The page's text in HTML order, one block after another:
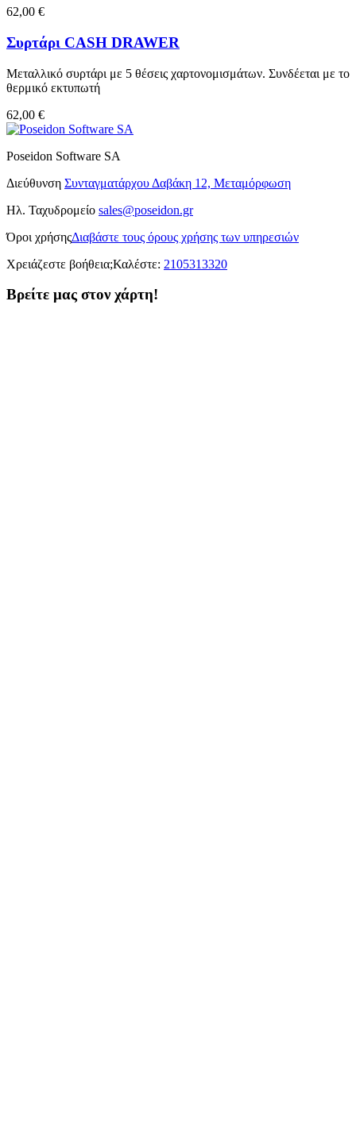
62,00 €
Συρτάρι CASH DRAWER
Μεταλλικό συρτάρι με 5 θέσεις χαρτονομισμάτων. Συνδέεται με το
θερμικό εκτυπωτή
62,00 €
Poseidon Software SA
Διεύθυνση Συνταγματάρχου Δαβάκη 12, Μεταμόρφωση
Ηλ. Ταχυδρομείο sales@poseidon.gr
Όροι χρήσηςΔιαβάστε τους όρους χρήσης των υπηρεσιών
Χρειάζεστε βοήθεια;Καλέστε: 2105313320
Βρείτε μας στον χάρτη!